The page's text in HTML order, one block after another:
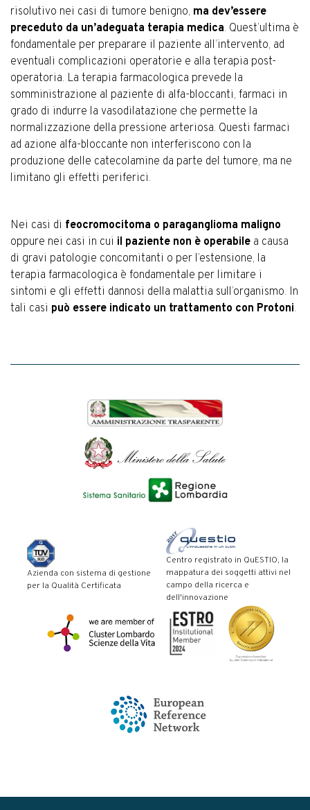
risolutivo nei casi di tumore benigno, ma dev’essere
preceduto da un’adeguata terapia medica. Quest’ultima è
fondamentale per preparare il paziente all’intervento, ad
eventuali complicazioni operatorie e alla terapia post-
operatoria. La terapia farmacologica prevede la
somministrazione al paziente di alfa-bloccanti, farmaci in
grado di indurre la vasodilatazione che permette la
normalizzazione della pressione arteriosa. Questi farmaci
ad azione alfa-bloccante non interferiscono con la
produzione delle catecolamine da parte del tumore, ma ne
limitano gli effetti periferici.
Nei casi di feocromocitoma o paraganglioma maligno
oppure nei casi in cui il paziente non è operabile a causa
di gravi patologie concomitanti o per l’estensione, la
terapia farmacologica è fondamentale per limitare i
sintomi e gli effetti dannosi della malattia sull’organismo. In
tali casi può essere indicato un trattamento con Protoni.
Azienda con sistema di gestione
per la Qualità Certificata
Centro registrato in QuESTIO, la
mappatura dei soggetti attivi nel
campo della ricerca e
dell'innovazione